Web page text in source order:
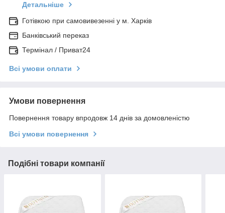
Детальніше
Готівкою при самовивезенні у м. Харків
Банківський переказ
Термінал / Приват24
Всі умови оплати
Умови повернення
Повернення товару впродовж 14 днів за домовленістю
Всі умови повернення
Подібні товари компанії